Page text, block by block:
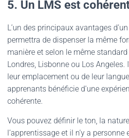
5. Un LMS est
L’un des principaux avantages
permettra de dispenser la même
manière et selon le même
Londres, Lisbonne ou Los
leur emplacement ou de leur
apprenants bénéficie d’une
cohérente.
Vous pouvez définir le ton, la
l’apprentissage et il n’y a